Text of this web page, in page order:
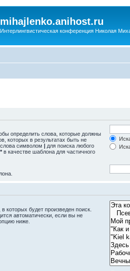
mihajlenko.anihost.ru
Интерлингвистическая конференция Николая
определить слова, которые должны
которых в результатах быть не
символом | для поиска любого
* в качестве шаблона для частичного
будет произведен поиск.
автоматически, если вы не
ниже.